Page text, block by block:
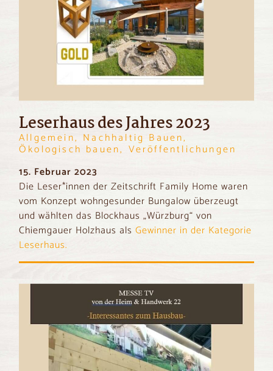
Leserhaus des Jahres 2023
Allgemein, Nachhaltig Bauen,
Ökologisch bauen, Veröffentlichungen
15. Februar 2023
Die Leser*innen der Zeitschrift Family Home waren
vom Konzept wohngesunder Bungalow überzeugt
und wählten das Blockhaus „Würzburg“ von
Chiemgauer Holzhaus als Gewinner in der Kategorie
Leserhaus.